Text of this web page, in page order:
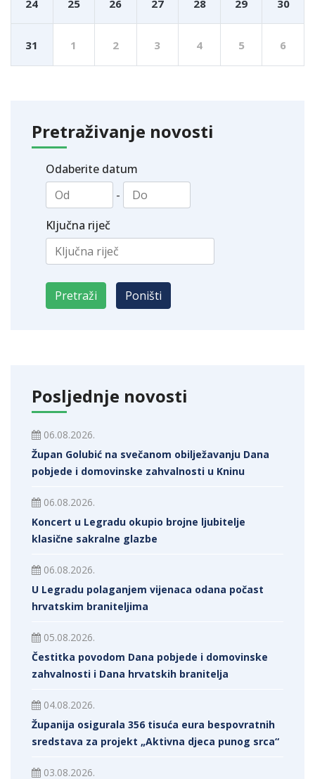
24 25 26 27 28 29 30
31 1 2 3 4 5 6
Pretraživanje novosti
Odaberite datum
-
Ključna riječ
Posljednje novosti
06.08.2026.
Župan Golubić na svečanom obilježavanju Dana
pobjede i domovinske zahvalnosti u Kninu
06.08.2026.
Koncert u Legradu okupio brojne ljubitelje
klasične sakralne glazbe
06.08.2026.
U Legradu polaganjem vijenaca odana počast
hrvatskim braniteljima
05.08.2026.
Čestitka povodom Dana pobjede i domovinske
zahvalnosti i Dana hrvatskih branitelja
04.08.2026.
Županija osigurala 356 tisuća eura bespovratnih
sredstava za projekt „Aktivna djeca punog srca“
03.08.2026.